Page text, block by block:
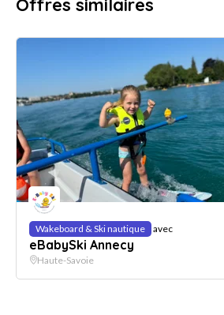
Offres similaires
Wakeboard & Ski nautique avec
eBabySki Annecy
Haute-Savoie